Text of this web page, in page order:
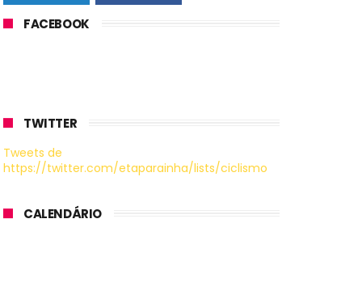
FACEBOOK
TWITTER
Tweets de
https://twitter.com/etaparainha/lists/ciclismo
CALENDÁRIO